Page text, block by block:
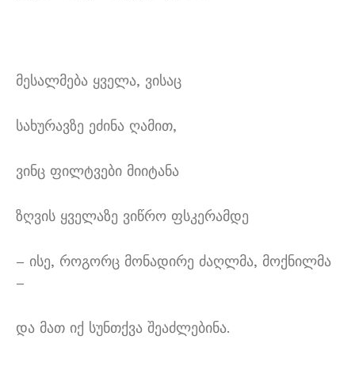
მესალმება ყველა, ვისაც
სახურავზე ეძინა ღამით,
ვინც ფილტვები მიიტანა
ზღვის ყველაზე ვიწრო ფსკერამდე
– ისე, როგორც მონადირე ძაღლმა, მოქნილმა
–
და მათ იქ სუნთქვა შეაძლებინა.